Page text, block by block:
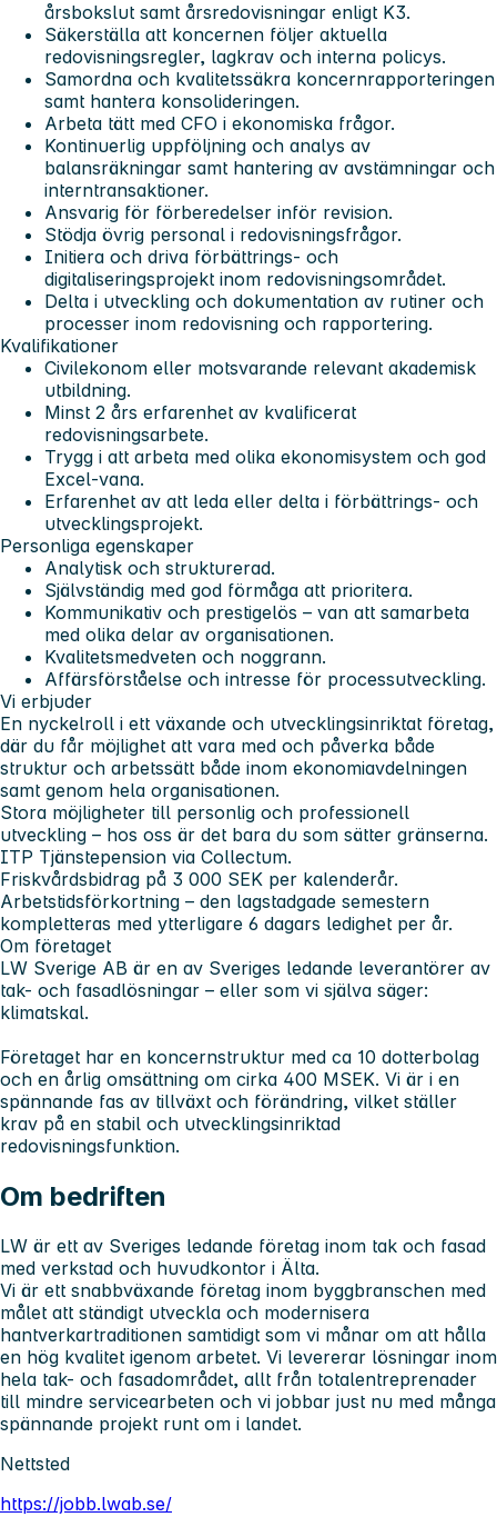
årsbokslut samt årsredovisningar enligt K3.
Säkerställa att koncernen följer aktuella
redovisningsregler, lagkrav och interna policys.
Samordna och kvalitetssäkra koncernrapporteringen
samt hantera konsolideringen.
Arbeta tätt med CFO i ekonomiska frågor.
Kontinuerlig uppföljning och analys av
balansräkningar samt hantering av avstämningar och
interntransaktioner.
Ansvarig för förberedelser inför revision.
Stödja övrig personal i redovisningsfrågor.
Initiera och driva förbättrings- och
digitaliseringsprojekt inom redovisningsområdet.
Delta i utveckling och dokumentation av rutiner och
processer inom redovisning och rapportering.
Kvalifikationer
Civilekonom eller motsvarande relevant akademisk
utbildning.
Minst 2 års erfarenhet av kvalificerat
redovisningsarbete.
Trygg i att arbeta med olika ekonomisystem och god
Excel-vana.
Erfarenhet av att leda eller delta i förbättrings- och
utvecklingsprojekt.
Personliga egenskaper
Analytisk och strukturerad.
Självständig med god förmåga att prioritera.
Kommunikativ och prestigelös – van att samarbeta
med olika delar av organisationen.
Kvalitetsmedveten och noggrann.
Affärsförståelse och intresse för processutveckling.
Vi erbjuder
En nyckelroll i ett växande och utvecklingsinriktat företag,
där du får möjlighet att vara med och påverka både
struktur och arbetssätt både inom ekonomiavdelningen
samt genom hela organisationen.
Stora möjligheter till personlig och professionell
utveckling – hos oss är det bara du som sätter gränserna.
ITP Tjänstepension via Collectum.
Friskvårdsbidrag på 3 000 SEK per kalenderår.
Arbetstidsförkortning – den lagstadgade semestern
kompletteras med ytterligare 6 dagars ledighet per år.
Om företaget
LW Sverige AB är en av Sveriges ledande leverantörer av
tak- och fasadlösningar – eller som vi själva säger:
klimatskal.
Företaget har en koncernstruktur med ca 10 dotterbolag
och en årlig omsättning om cirka 400 MSEK. Vi är i en
spännande fas av tillväxt och förändring, vilket ställer
krav på en stabil och utvecklingsinriktad
redovisningsfunktion.
Om bedriften
LW är ett av Sveriges ledande företag inom tak och fasad
med verkstad och huvudkontor i Älta.
Vi är ett snabbväxande företag inom byggbranschen med
målet att ständigt utveckla och modernisera
hantverkartraditionen samtidigt som vi månar om att hålla
en hög kvalitet igenom arbetet. Vi levererar lösningar inom
hela tak- och fasadområdet, allt från totalentreprenader
till mindre servicearbeten och vi jobbar just nu med många
spännande projekt runt om i landet.
Nettsted
https://jobb.lwab.se/